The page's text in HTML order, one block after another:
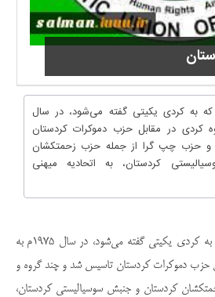
که به کردی یکیتی گفته می‌شود، در سال
کردی در مقابل حزب دموکرات کردستان
حزب چپ گرا از جمله حزب زحمتکشان
کردستان، به اتحادیه میهنی
♦️اتحادیه میهنی کردستان که به کردی یکیتی گفته می‌شود، در سال ۱۹۷۵م به
حزب دموکرات کردستان تاسیس شد و چند گروه و
کردستان و جنبش سوسیالیستی کردستان،